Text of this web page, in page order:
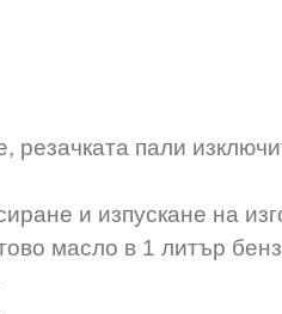
пали
и изпускане на
масло в 1 литър